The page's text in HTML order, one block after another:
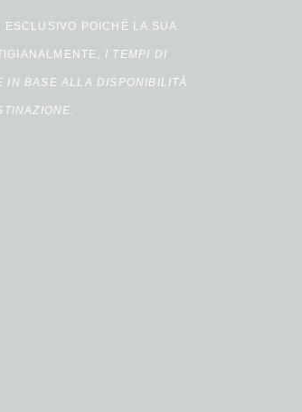
POICHÉ LA SUA
I TEMPI DI
IN BASE ALLA DISPONIBILITÀ